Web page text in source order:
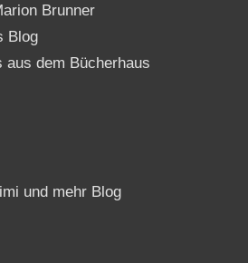
Brunner
Blog
aus dem Bücherhaus
und mehr Blog